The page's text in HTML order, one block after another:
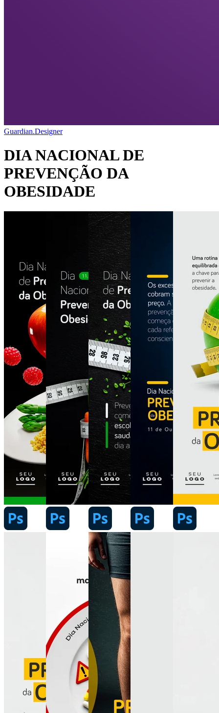
Guardian.Designer
DIA NACIONAL DE
PREVENÇÃO DA
OBESIDADE